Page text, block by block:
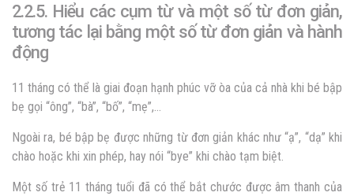
2.2.5. Hiểu các cụm từ và một số từ đơn giản,
tương tác lại bằng một số từ đơn giản và hành
động
11 tháng có thể là giai đoạn hạnh phúc vỡ òa của cả nhà khi bé bập
bẹ gọi “ông”, “bà”, “bố”, “mẹ”,…
Ngoài ra, bé bập bẹ được những từ đơn giản khác như “ạ”, “dạ” khi
chào hoặc khi xin phép, hay nói “bye” khi chào tạm biệt.
Một số trẻ 11 tháng tuổi đã có thể bắt chước được âm thanh của